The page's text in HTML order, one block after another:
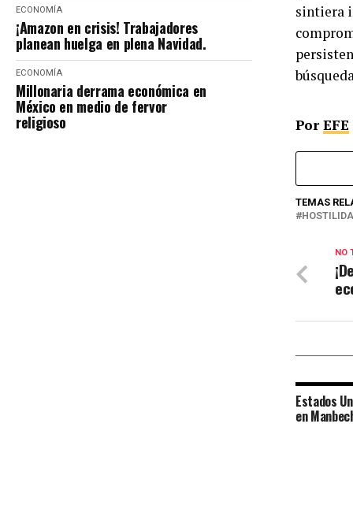
ECONOMÍA
¡Amazon en crisis! Trabajadores
planean huelga en plena Navidad.
ECONOMÍA
Millonaria derrama económica en
México en medio de fervor
religioso
sintiera
PorEFE
TEMAS
NO
Estados
en